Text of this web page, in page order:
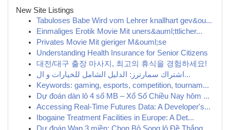
New Site Listings
Tabuloses Babe Wird vom Lehrer knallhart gev&ou...
Einmaliges Erotik Movie Mit uners&auml;ttlicher...
Privates Movie Mit gieriger M&ouml;se
Understanding Health Insurance for Senior Citizens
대전/대구 출장 마사지, 최고의 휴식을 경험하세요!
اشتراك سمارترز: الدليل الشامل للخيارات و ال...
Keywords: gaming, esports, competition, tournam...
Dự đoán dàn lô 4 số MB – Xổ Số Chiều Nay hôm ...
Accessing Real-Time Futures Data: A Developer's...
Ibogaine Treatment Facilities in Europe: A Det...